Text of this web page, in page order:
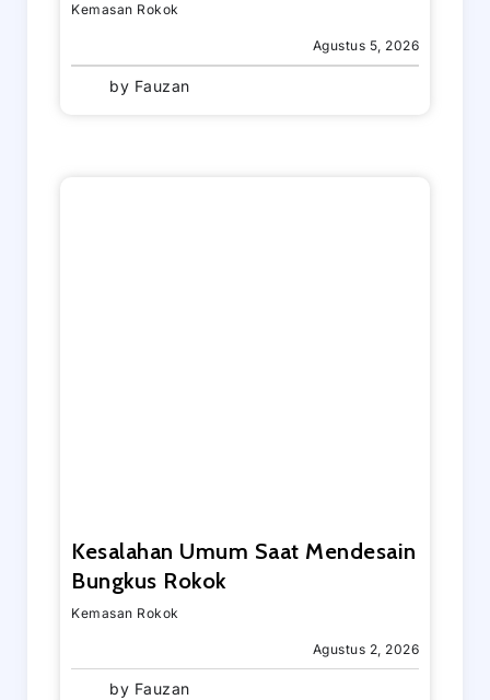
Kemasan Rokok
Agustus 5, 2026
by Fauzan
Kesalahan Umum Saat Mendesain
Bungkus Rokok
Kemasan Rokok
Agustus 2, 2026
by Fauzan